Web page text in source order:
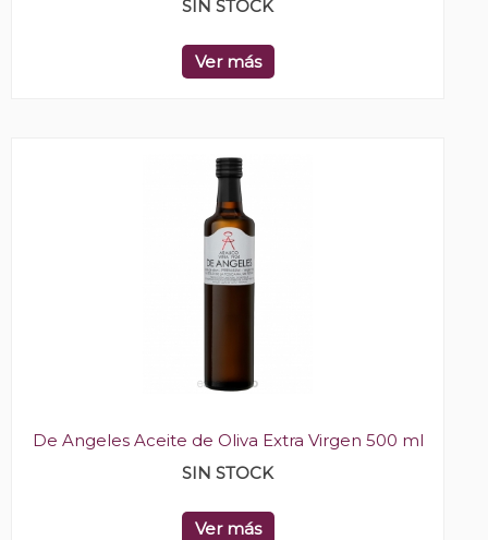
SIN STOCK
Ver más
De Angeles Aceite de Oliva Extra Virgen 500 ml
SIN STOCK
Ver más